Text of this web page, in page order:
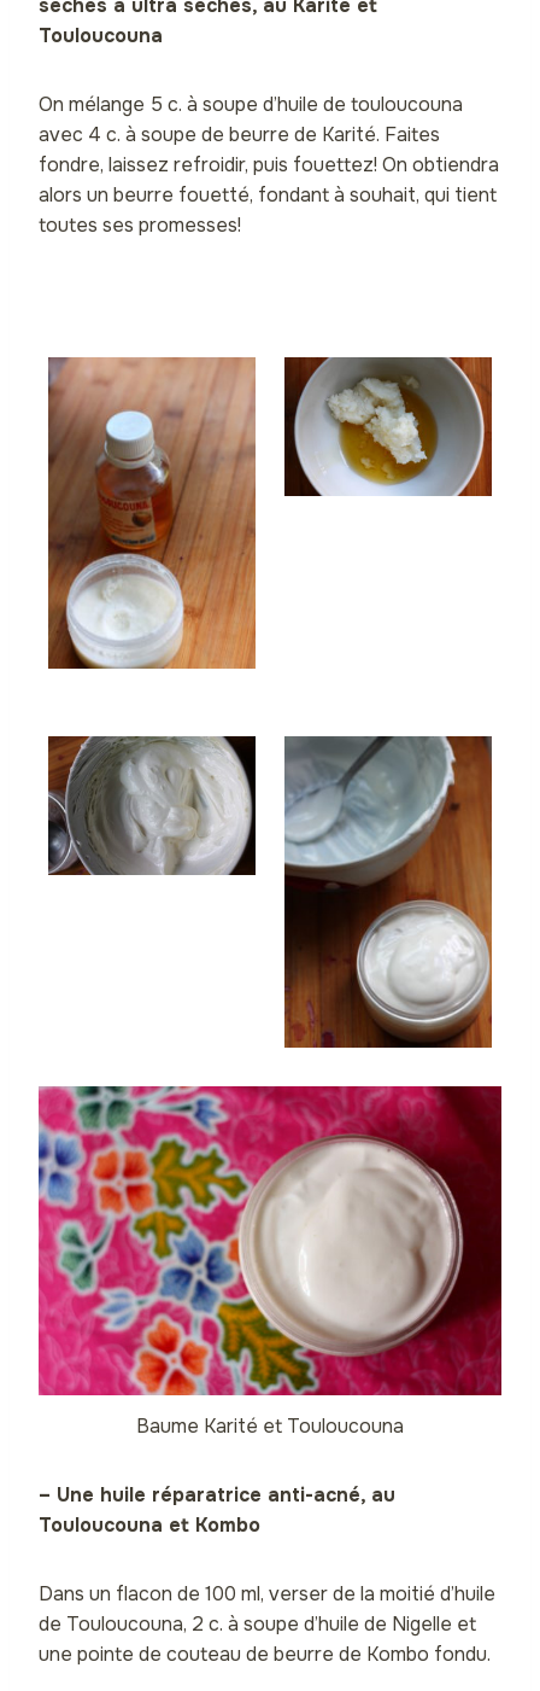
sèches à ultra sèches, au Karité et
Touloucouna
On mélange 5 c. à soupe d’huile de touloucouna
avec 4 c. à soupe de beurre de Karité. Faites
fondre, laissez refroidir, puis fouettez! On obtiendra
alors un beurre fouetté, fondant à souhait, qui tient
toutes ses promesses!
Baume Karité et Touloucouna
– Une huile réparatrice anti-acné, au
Touloucouna et Kombo
Dans un flacon de 100 ml, verser de la moitié d’huile
de Touloucouna, 2 c. à soupe d’huile de Nigelle et
une pointe de couteau de beurre de Kombo fondu.